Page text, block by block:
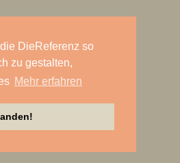
DieReferenz so
zu gestalten,
Mehr erfahren